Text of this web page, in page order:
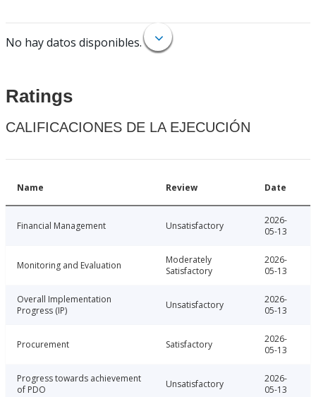
No hay datos disponibles.
Ratings
CALIFICACIONES DE LA EJECUCIÓN
Name Review Date
Financial Management Unsatisfactory
2026-
05-13
Monitoring and Evaluation
Moderately
Satisfactory
2026-
05-13
Overall Implementation
Progress (IP)
Unsatisfactory
2026-
05-13
Procurement Satisfactory
2026-
05-13
Progress towards achievement
of PDO
Unsatisfactory
2026-
05-13